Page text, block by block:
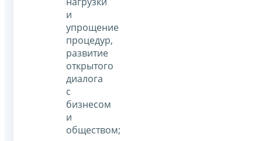
и
упрощение
процедур,
развитие
открытого
диалога
с
бизнесом
и
обществом;